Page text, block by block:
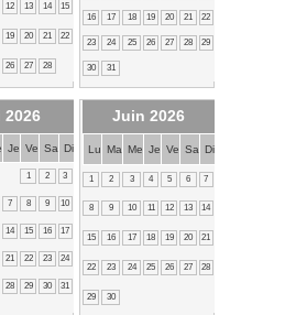
12 13 14 15
19 20 21 22
26 27 28
16 17 18 19 20 21 22
23 24 25 26 27 28 29
30 31
2026
Je Ve Sa Di
1 2 3
7 8 9 10
14 15 16 17
21 22 23 24
28 29 30 31
Juin 2026
Lu Ma Me Je Ve Sa Di
1 2 3 4 5 6 7
8 9 10 11 12 13 14
15 16 17 18 19 20 21
22 23 24 25 26 27 28
29 30